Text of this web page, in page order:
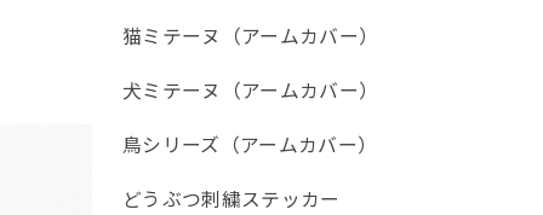
猫ミテーヌ（アームカバー）
犬ミテーヌ（アームカバー）
鳥シリーズ（アームカバー）
どうぶつ刺繍ステッカー